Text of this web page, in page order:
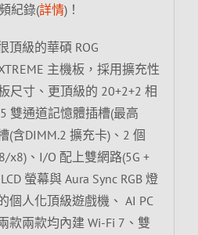
紀錄(詳情)！
頂級的華碩 ROG
主機板，採用擴充性
尺寸、更頂級的 20+2+2 相
雙通道記憶體插槽(最高
(含DIMM.2 擴充卡)、2 個
x8)、I/O 配上雙網路(5G +
螢幕與 Aura Sync RGB 燈
個人化頂級遊戲機、 AI PC
款兩款均內建 Wi-Fi 7、雙